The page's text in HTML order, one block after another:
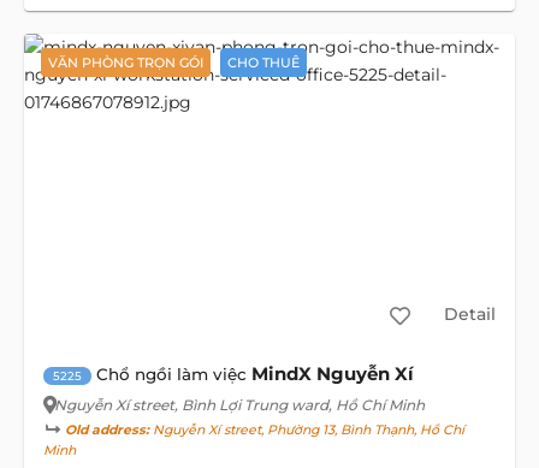
VĂN PHÒNG TRỌN GÓI CHO THUÊ
Detail
5225 Chổ ngồi làm việc MindX Nguyễn Xí
Nguyễn Xí street, Bình Lợi Trung ward, Hồ Chí Minh
Old address:Nguyễn Xí street, Phường 13, Bình Thạnh, Hồ Chí
Minh